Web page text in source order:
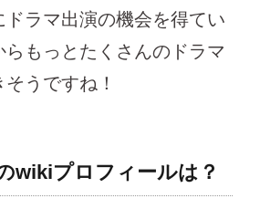
ドラマ出演の機会を得てい
らもっとたくさんのドラマ
うですね！
wikiプロフィールは？